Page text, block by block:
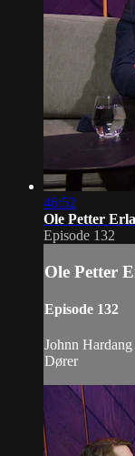
46:52
Ole Petter
Episode 132
Ole Petter
Episode 132
Johnn
Dører